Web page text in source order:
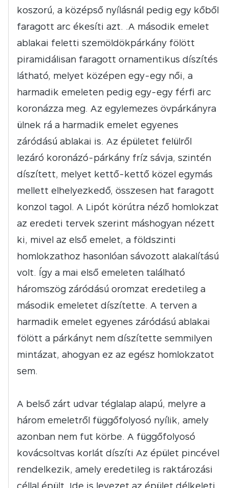
koszorú, a középső nyílásnál pedig egy kőből
faragott arc ékesíti azt. .A második emelet
ablakai feletti szemöldökpárkány fölött
piramidálisan faragott ornamentikus díszítés
látható, melyet középen egy-egy női, a
harmadik emeleten pedig egy-egy férfi arc
koronázza meg. Az egylemezes övpárkányra
ülnek rá a harmadik emelet egyenes
záródású ablakai is. Az épületet felülről
lezáró koronázó-párkány fríz sávja, szintén
díszített, melyet kettő-kettő közel egymás
mellett elhelyezkedő, összesen hat faragott
konzol tagol. A Lipót körútra néző homlokzat
az eredeti tervek szerint máshogyan nézett
ki, mivel az első emelet, a földszinti
homlokzathoz hasonlóan sávozott alakalítású
volt. Így a mai első emeleten található
háromszög záródású oromzat eredetileg a
második emeletet díszítette. A terven a
harmadik emelet egyenes záródású ablakai
fölött a párkányt nem díszítette semmilyen
mintázat, ahogyan ez az egész homlokzatot
sem.
A belső zárt udvar téglalap alapú, melyre a
három emeletről függőfolyosó nyílik, amely
azonban nem fut körbe. A függőfolyosó
kovácsoltvas korlát díszíti Az épület pincével
rendelkezik, amely eredetileg is raktározási
céllal épült. Ide is levezet az épület délkeleti